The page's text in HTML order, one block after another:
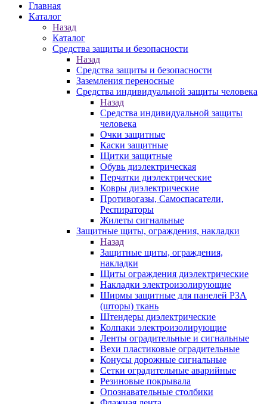
Главная
Каталог
Назад
Каталог
Средства защиты и безопасности
Назад
Средства защиты и безопасности
Заземления переносные
Средства индивидуальной защиты человека
Назад
Средства индивидуальной защиты
человека
Очки защитные
Каски защитные
Щитки защитные
Обувь диэлектрическая
Перчатки диэлектрические
Ковры диэлектрические
Противогазы, Самоспасатели,
Респираторы
Жилеты сигнальные
Защитные щиты, ограждения, накладки
Назад
Защитные щиты, ограждения,
накладки
Щиты ограждения диэлектрические
Накладки электроизолирующие
Ширмы защитные для панелей РЗА
(шторы) ткань
Штендеры диэлектрические
Колпаки электроизолирующие
Ленты оградительные и сигнальные
Вехи пластиковые оградительные
Конусы дорожные сигнальные
Сетки оградительные аварийные
Резиновые покрывала
Опознавательные столбики